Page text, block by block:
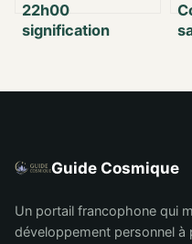
22h00
signification
synchronicités et
Guide Cosmique
Un portail francophone qui
développement personnel